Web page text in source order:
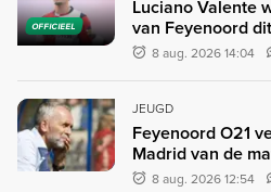
OFFICIEEL
Luciano Valente
van Feyenoord
8 aug. 2026 14:04
JEUGD
Feyenoord O21
Madrid van de
8 aug. 2026 12:54